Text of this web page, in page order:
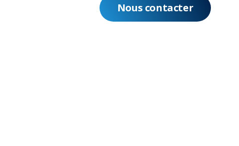
Nous contacter